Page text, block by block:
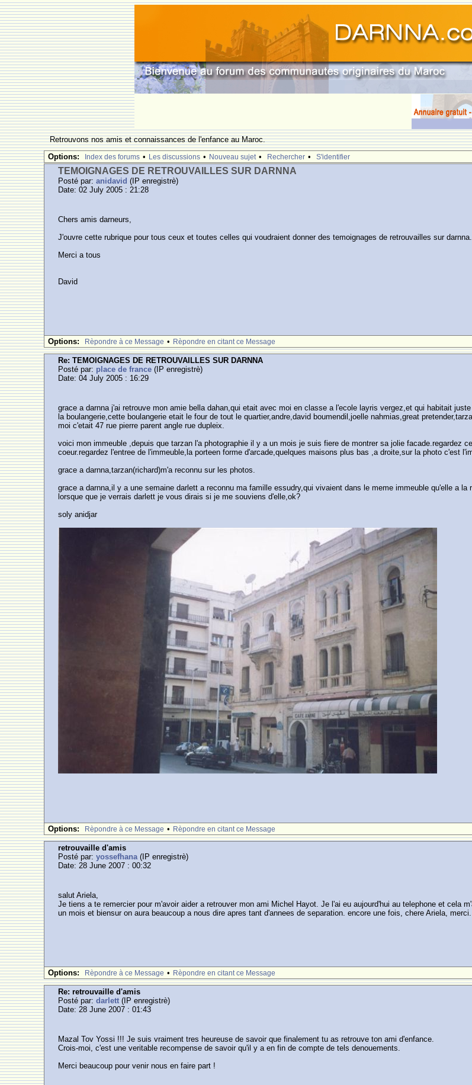
Retrouvons nos amis et connaissances de l'enfance au Maroc.
Options: Index des forums • Les discussions • Nouveau sujet • Rechercher • S'identifier
TEMOIGNAGES DE RETROUVAILLES SUR DARNNA
Posté par:anidavid (IP enregistrè)
Date: 02 July 2005 : 21:28
Chers amis darneurs,
J'ouvre cette rubrique pour tous ceux et toutes celles qui voudraient donner des temoignages de retrouvailles sur darnna.
Merci a tous
David
Options: Rèpondre à ce Message • Rèpondre en citant ce Message
Re: TEMOIGNAGES DE RETROUVAILLES SUR DARNNA
Posté par: place de france (IP enregistrè)
Date: 04 July 2005 : 16:29
grace a darnna j'ai retrouve mon amie bella dahan,qui etait avec moi en classe a l'ecole layris vergez,et qui habitait
la boulangerie,cette boulangerie etait le four de tout le quartier,andre,david boumendil,joelle nahmias,great
moi c'etait 47 rue pierre parent angle rue dupleix.
voici mon immeuble ,depuis que tarzan l'a photographie il y a un mois je suis fiere de montrer sa jolie facade.regardez
coeur.regardez l'entree de l'immeuble,la porteen forme d'arcade,quelques maisons plus bas ,a droite,sur la photo c'est
grace a darnna,tarzan(richard)m'a reconnu sur les photos.
grace a darnna,il y a une semaine darlett a reconnu ma famille essudry,qui vivaient dans le meme immeuble qu'elle a la
lorsque que je verrais darlett je vous dirais si je me souviens d'elle,ok?
soly anidjar
Options: Rèpondre à ce Message • Rèpondre en citant ce Message
retrouvaille d'amis
Posté par:yossefhana(IP enregistrè)
Date: 28 June 2007 : 00:32
salut Ariela,
Je tiens a te remercier pour m'avoir aider a retrouver mon ami Michel Hayot. Je l'ai eu aujourd'hui au telephone et cela
un mois et biensur on aura beaucoup a nous dire apres tant d'annees de separation. encore une fois, chere Ariela,
Options: Rèpondre à ce Message • Rèpondre en citant ce Message
Re: retrouvaille d'amis
Posté par:darlett (IP enregistrè)
Date: 28 June 2007 : 01:43
Mazal Tov Yossi !!! Je suis vraiment tres heureuse de savoir que finalement tu as retrouve ton ami d'enfance.
Crois-moi, c'est une veritable recompense de savoir qu'il y a en fin de compte de tels denouements.
Merci beaucoup pour venir nous en faire part !